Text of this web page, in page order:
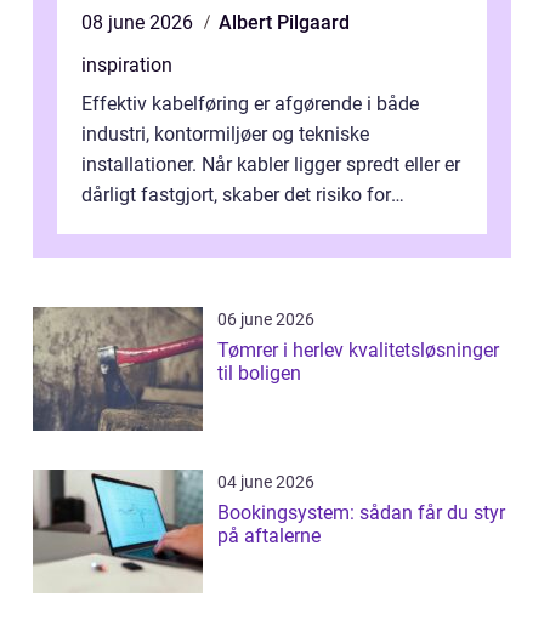
08 june 2026
Albert Pilgaard
inspiration
Effektiv kabelføring er afgørende i både
industri, kontormiljøer og tekniske
installationer. Når kabler ligger spredt eller er
dårligt fastgjort, skaber det risiko for
06 june 2026
Tømrer i herlev kvalitetsløsninger
til boligen
04 june 2026
Bookingsystem: sådan får du styr
på aftalerne